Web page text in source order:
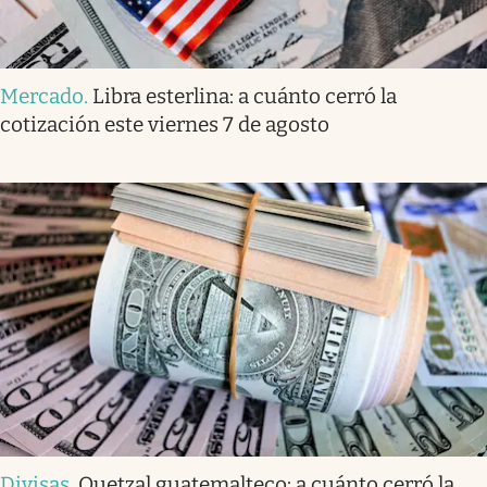
Mercado. Libra esterlina: a cuánto cerró la
cotización este viernes 7 de agosto